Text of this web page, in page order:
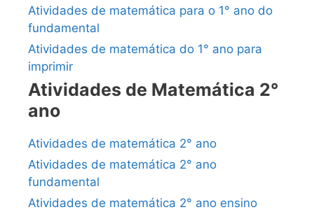
Atividades de matemática para o 1° ano do
fundamental
Atividades de matemática do 1° ano para
imprimir
Atividades de Matemática 2°
ano
Atividades de matemática 2° ano
Atividades de matemática 2° ano
fundamental
Atividades de matemática 2° ano ensino